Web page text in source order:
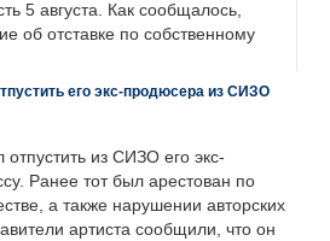
5 августа. Как сообщалось,
об отставке по собственному
его экс-продюсера из СИЗО
из СИЗО его экс-
Ранее тот был арестован по
а также нарушении авторских
артиста сообщили, что он